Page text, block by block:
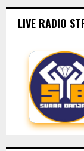
LIVE RADIO